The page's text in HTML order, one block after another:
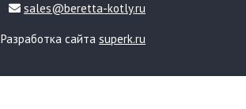
sales@beretta-kotly.ru
Разработка сайта superk.ru